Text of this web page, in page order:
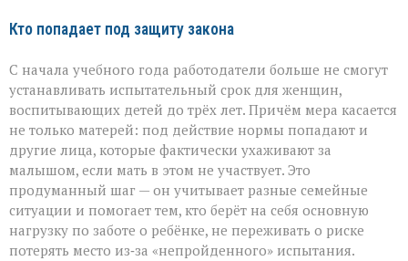
Кто попадает под защиту закона
С начала учебного года работодатели больше не смогут
устанавливать испытательный срок для женщин,
воспитывающих детей до трёх лет. Причём мера касается
не только матерей: под действие нормы попадают и
другие лица, которые фактически ухаживают за
малышом, если мать в этом не участвует. Это
продуманный шаг — он учитывает разные семейные
ситуации и помогает тем, кто берёт на себя основную
нагрузку по заботе о ребёнке, не переживать о риске
потерять место из‑за «непройденного» испытания.